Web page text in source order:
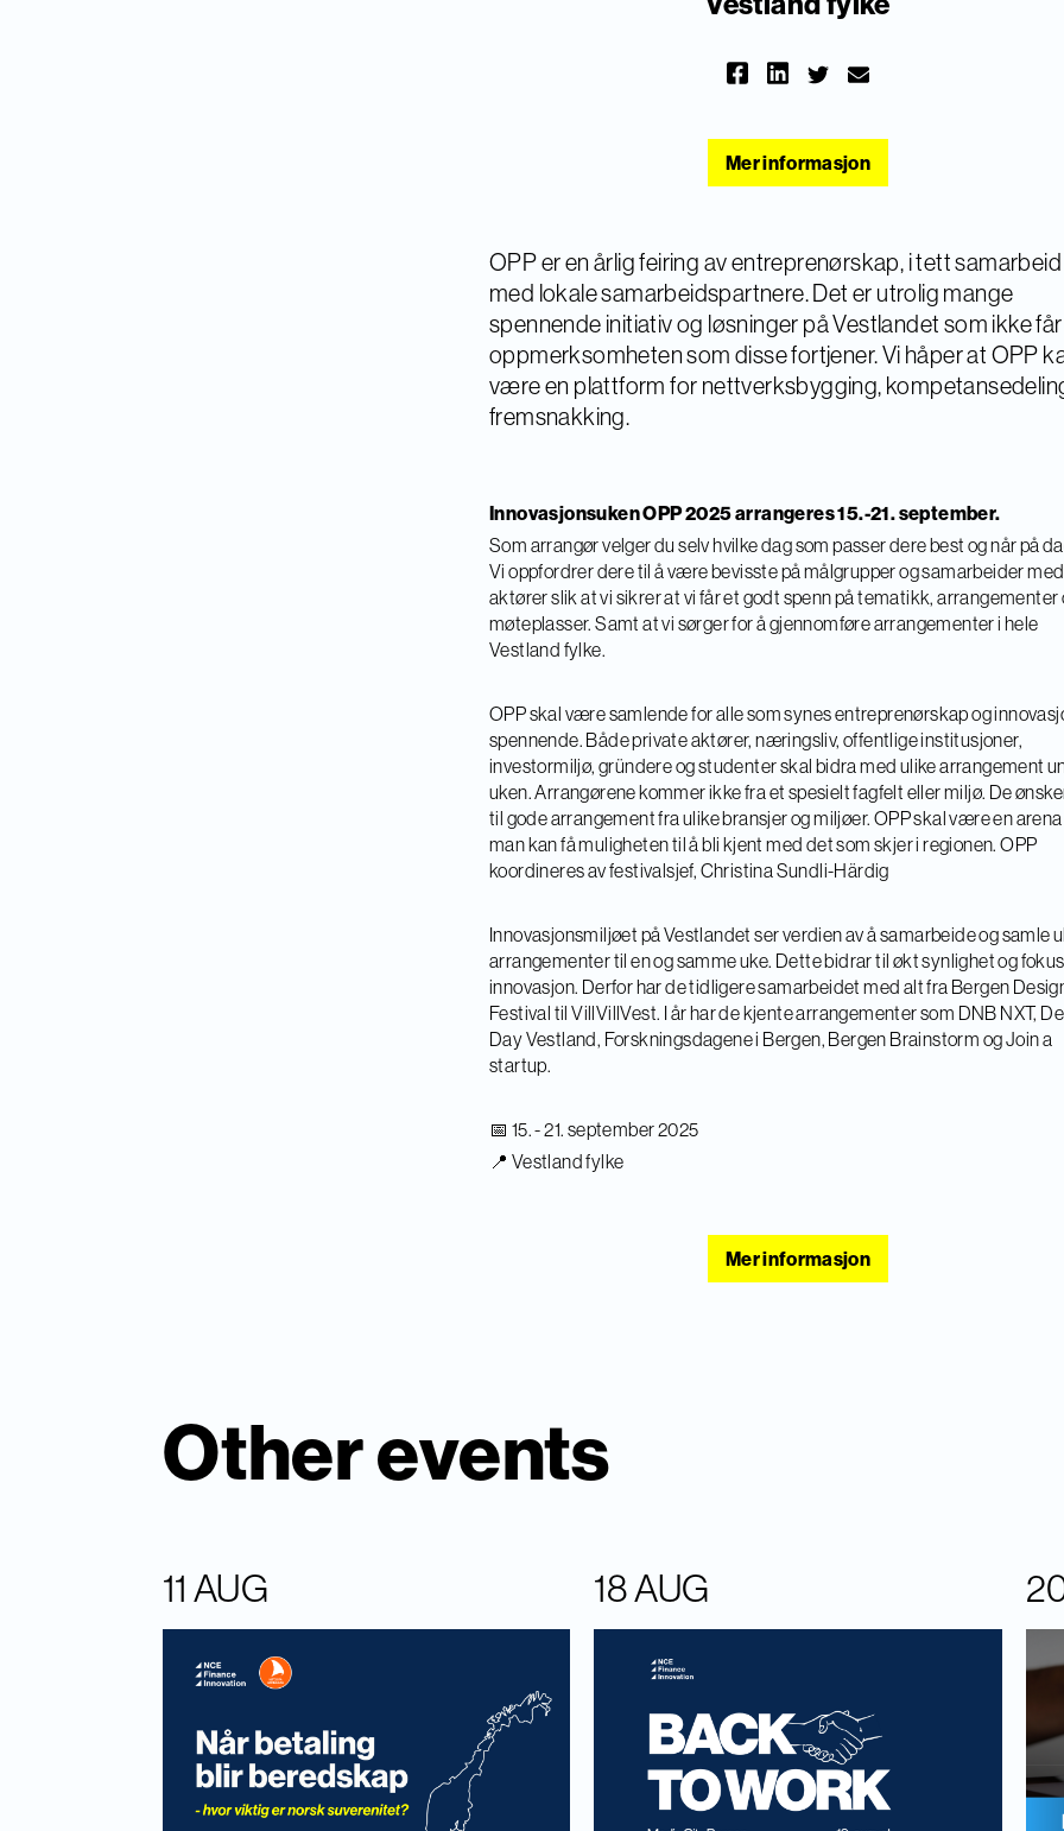
Mer informasjon
OPP er en årlig feiring av entreprenørskap, i tett samarbeid
med lokale samarbeidspartnere. Det er utrolig mange
spennende initiativ og løsninger på Vestlandet som ikke
oppmerksomheten som disse fortjener. Vi håper at OPP
være en plattform for nettverksbygging,
fremsnakking.
Innovasjonsuken OPP 2025 arrangeres 15.-21. september.
Som arrangør velger du selv hvilke dag som passer dere best og når på
Vi oppfordrer dere til å være bevisste på målgrupper og samarbeider
aktører slik at vi sikrer at vi får et godt spenn på tematikk, arrangementer
møteplasser. Samt at vi sørger for å gjennomføre arrangementer i hele
Vestland fylke.
OPP skal være samlende for alle som synes entreprenørskap og
spennende. Både private aktører, næringsliv, offentlige institusjoner,
investormiljø, gründere og studenter skal bidra med ulike arrangement
uken. Arrangørene kommer ikke fra et spesielt fagfelt eller miljø. De
til gode arrangement fra ulike bransjer og miljøer. OPP skal være en
man kan få muligheten til å bli kjent med det som skjer i regionen. OPP
koordineres av festivalsjef, Christina Sundli-Härdig
Innovasjonsmiljøet på Vestlandet ser verdien av å samarbeide og samle
arrangementer til en og samme uke. Dette bidrar til økt synlighet og
innovasjon. Derfor har de tidligere samarbeidet med alt fra Bergen
Festival til VillVillVest. I år har de kjente arrangementer som DNB NXT,
Day Vestland, Forskningsdagene i Bergen, Bergen Brainstorm og Join a
startup.
📅 15. - 21. september 2025
📍 Vestland fylke
Mer informasjon
Other events
11 AUG 18 AUG